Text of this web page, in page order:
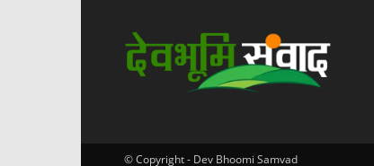
© Copyright - Dev Bhoomi Samvad